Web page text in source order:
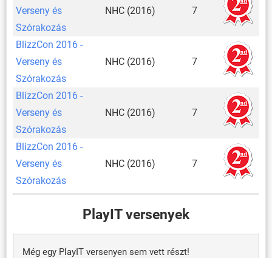
Verseny és
Szórakozás
NHC (2016) 7
BlizzCon 2016 -
Verseny és
Szórakozás
NHC (2016) 7
BlizzCon 2016 -
Verseny és
Szórakozás
NHC (2016) 7
BlizzCon 2016 -
Verseny és
Szórakozás
NHC (2016) 7
PlayIT versenyek
Még egy PlayIT versenyen sem vett részt!